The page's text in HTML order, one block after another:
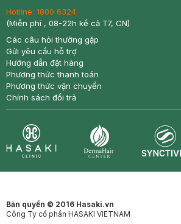
Hotline: 1800 6324
(Miễn phí , 08-22h kể cả T7, CN)
Các câu hỏi thường gặp
Gửi yêu cầu hỗ trợ
Hướng dẫn đặt hàng
Phương thức thanh toán
Phương thức vận chuyển
Chính sách đổi trả
Bản quyền © 2016 Hasaki.vn
Công Ty cổ phần HASAKI VIETNAM